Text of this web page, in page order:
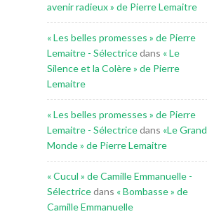
avenir radieux » de Pierre Lemaitre
« Les belles promesses » de Pierre
Lemaitre - Sélectricedans « Le
Silence et la Colère » de Pierre
Lemaitre
« Les belles promesses » de Pierre
Lemaitre - Sélectricedans «Le Grand
Monde » de Pierre Lemaitre
« Cucul » de Camille Emmanuelle -
Sélectricedans « Bombasse » de
Camille Emmanuelle